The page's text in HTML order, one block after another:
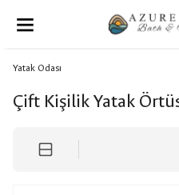
Yatak Odası
Çift Kişilik Yatak